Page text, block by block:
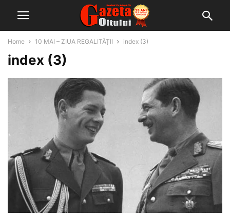
Home 10 MAI – ZIUA REGALITĂȚII index (3)
index (3)